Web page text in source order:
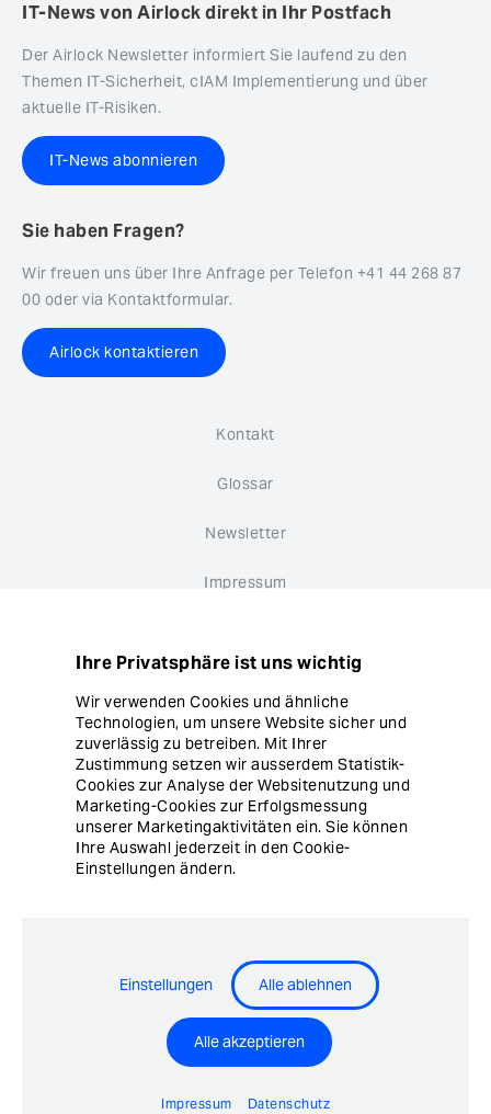
IT-News von Airlock direkt in Ihr Postfach
Der Airlock Newsletter informiert Sie laufend zu den
Themen IT-Sicherheit, cIAM Implementierung und über
aktuelle IT-Risiken.
IT-News abonnieren
Sie haben Fragen?
Wir freuen uns über Ihre Anfrage per Telefon +41 44 268 87
00 oder via Kontaktformular.
Airlock kontaktieren
Kontakt
Glossar
Newsletter
Impressum
Cookie Einstellungen
© Copyright Ergon Informatik AG
Airlock® - Security Innovation by Ergon Informatik AG
Ihre Privatsphäre ist uns wichtig
Wir verwenden Cookies und ähnliche
Technologien, um unsere Website sicher und
zuverlässig zu betreiben. Mit Ihrer
Zustimmung setzen wir ausserdem Statistik-
Cookies zur Analyse der Websitenutzung und
Marketing-Cookies zur Erfolgsmessung
unserer Marketingaktivitäten ein. Sie können
Ihre Auswahl jederzeit in den Cookie-
Einstellungen ändern.
Einstellungen Alle ablehnen
Alle akzeptieren
Impressum Datenschutz